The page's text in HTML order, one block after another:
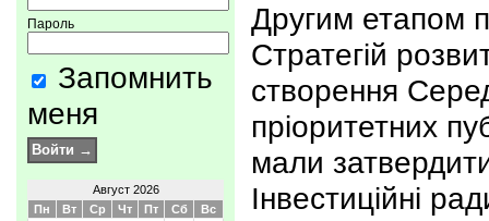
Пароль
Запомнить
меня
Август 2026
Пн
Вт Ср Чт Пт Сб Вс
Другим етапом
Стратегій
створення
пріоритетних
мали
Інвестиційні